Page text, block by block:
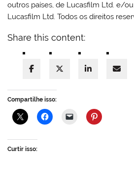
outros países, de Lucasfilm Ltd. e/
Lucasfilm Ltd. Todos os direitos
Share this content:
Compartilhe isso:
Curtir isso: